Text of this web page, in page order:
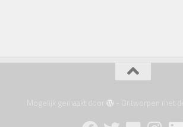
Mogelijk gemaakt door - Ontworpen met de